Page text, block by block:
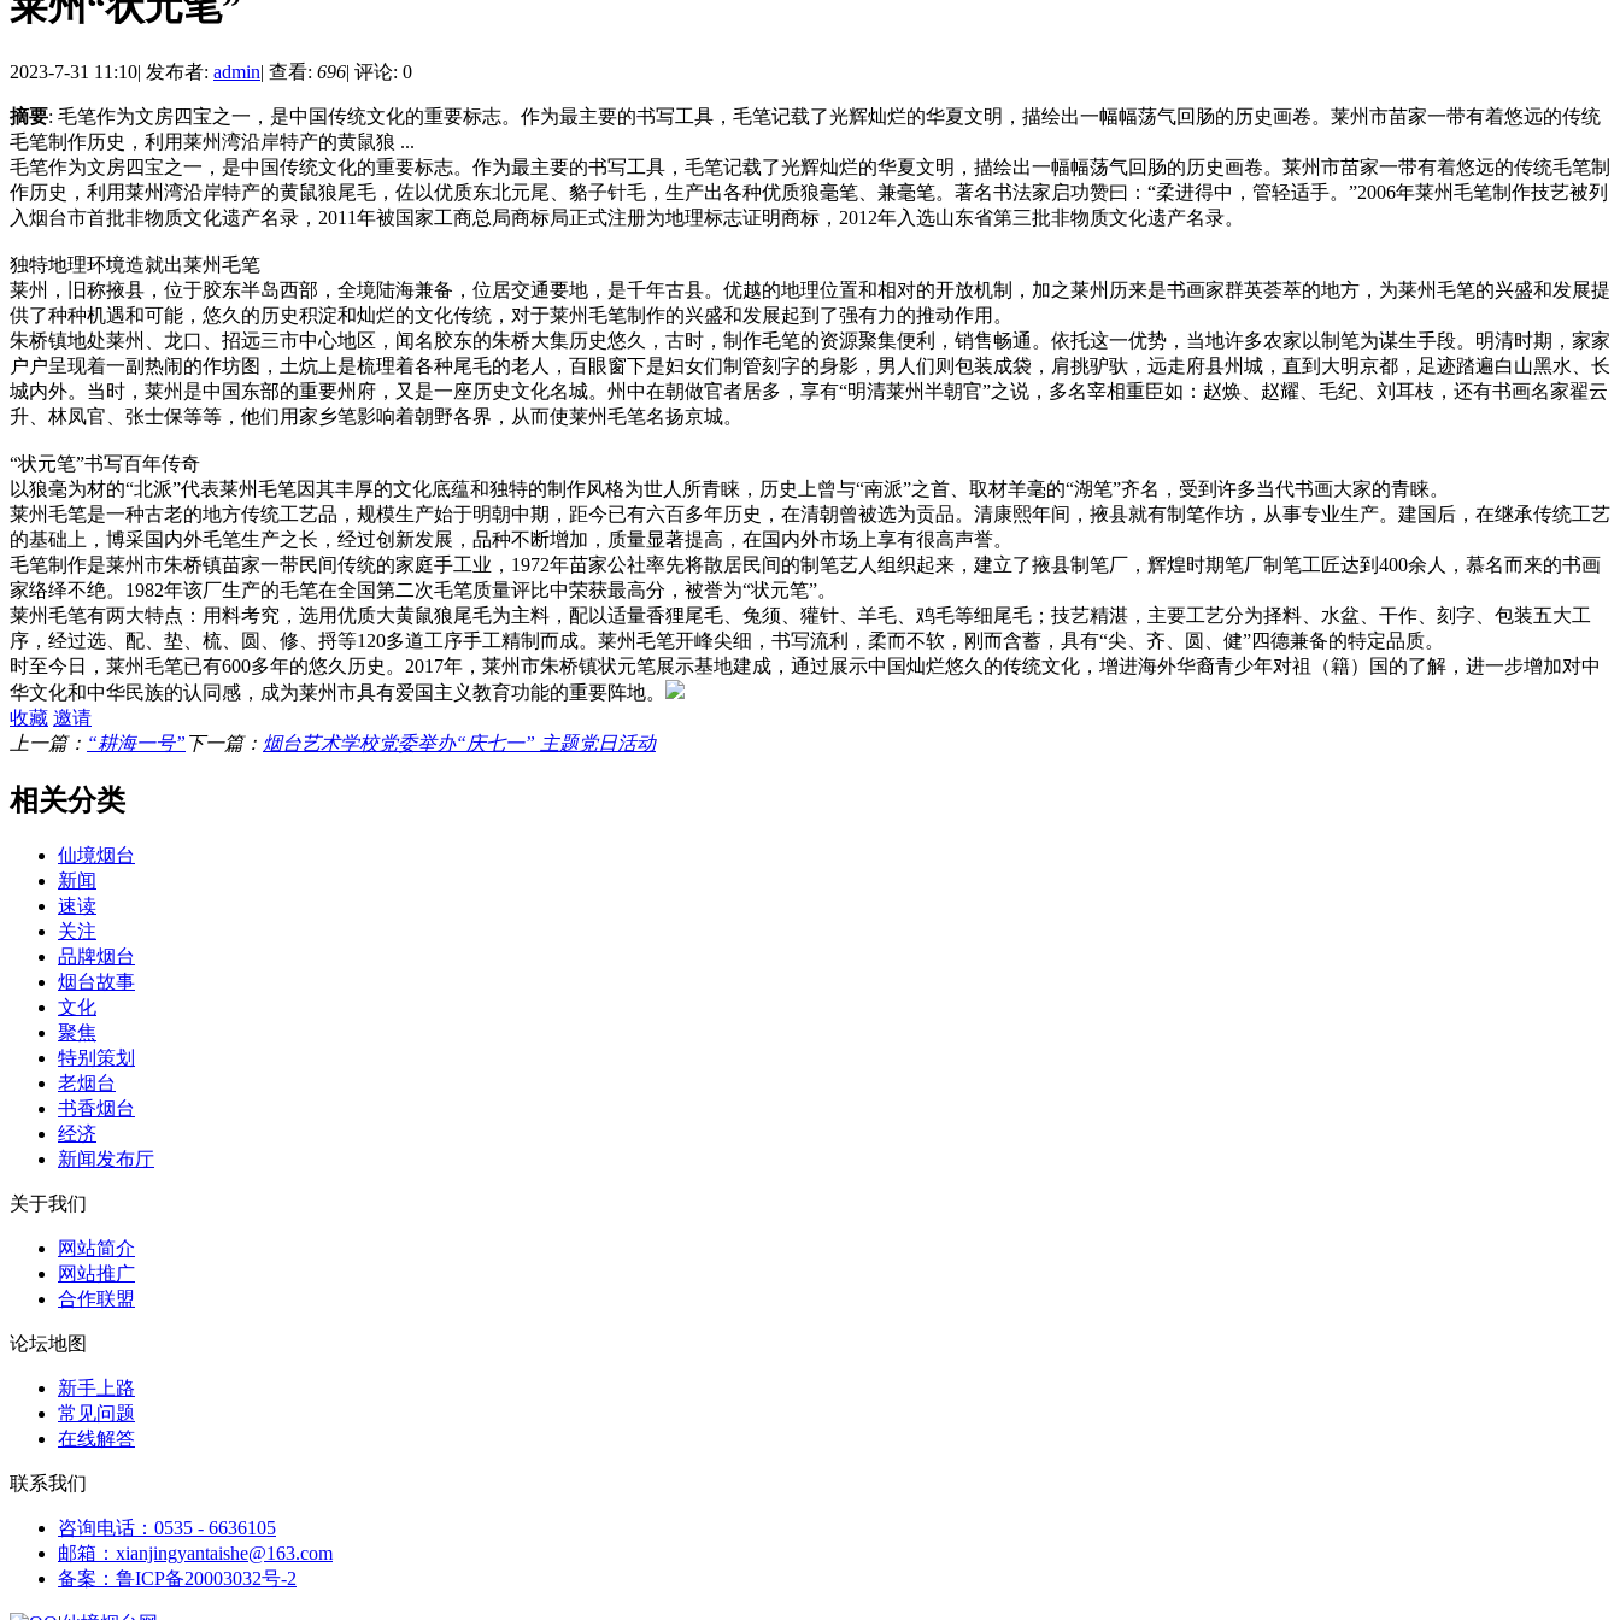
2023-7-31 11:10| 发布者: admin| 查看: 696| 评论: 0
摘要: 毛笔作为文房四宝之一，是中国传统文化的重要标志。作为最主要的书写工具，毛笔记载了光辉灿烂的华夏文明，描绘出一幅幅荡气回肠的历史画卷。莱州市苗家一带有着悠远的传统
毛笔制作历史，利用莱州湾沿岸特产的黄鼠狼 ...
毛笔作为文房四宝之一，是中国传统文化的重要标志。作为最主要的书写工具，毛笔记载了光辉灿烂的华夏文明，描绘出一幅幅荡气回肠的历史画卷。莱州市苗家一带有着悠远的传统毛笔制
作历史，利用莱州湾沿岸特产的黄鼠狼尾毛，佐以优质东北元尾、貉子针毛，生产出各种优质狼毫笔、兼毫笔。著名书法家启功赞曰：“柔进得中，管轻适手。”2006年莱州毛笔制作技艺被列
入烟台市首批非物质文化遗产名录，2011年被国家工商总局商标局正式注册为地理标志证明商标，2012年入选山东省第三批非物质文化遗产名录。
独特地理环境造就出莱州毛笔
莱州，旧称掖县，位于胶东半岛西部，全境陆海兼备，位居交通要地，是千年古县。优越的地理位置和相对的开放机制，加之莱州历来是书画家群英荟萃的地方，为莱州毛笔的兴盛和发展提
供了种种机遇和可能，悠久的历史积淀和灿烂的文化传统，对于莱州毛笔制作的兴盛和发展起到了强有力的推动作用。
朱桥镇地处莱州、龙口、招远三市中心地区，闻名胶东的朱桥大集历史悠久，古时，制作毛笔的资源聚集便利，销售畅通。依托这一优势，当地许多农家以制笔为谋生手段。明清时期，家家
户户呈现着一副热闹的作坊图，土炕上是梳理着各种尾毛的老人，百眼窗下是妇女们制管刻字的身影，男人们则包装成袋，肩挑驴驮，远走府县州城，直到大明京都，足迹踏遍白山黑水、长
城内外。当时，莱州是中国东部的重要州府，又是一座历史文化名城。州中在朝做官者居多，享有“明清莱州半朝官”之说，多名宰相重臣如：赵焕、赵耀、毛纪、刘耳枝，还有书画名家翟云
升、林凤官、张士保等等，他们用家乡笔影响着朝野各界，从而使莱州毛笔名扬京城。
“状元笔”书写百年传奇
以狼毫为材的“北派”代表莱州毛笔因其丰厚的文化底蕴和独特的制作风格为世人所青睐，历史上曾与“南派”之首、取材羊毫的“湖笔”齐名，受到许多当代书画大家的青睐。
莱州毛笔是一种古老的地方传统工艺品，规模生产始于明朝中期，距今已有六百多年历史，在清朝曾被选为贡品。清康熙年间，掖县就有制笔作坊，从事专业生产。建国后，在继承传统工艺
的基础上，博采国内外毛笔生产之长，经过创新发展，品种不断增加，质量显著提高，在国内外市场上享有很高声誉。
毛笔制作是莱州市朱桥镇苗家一带民间传统的家庭手工业，1972年苗家公社率先将散居民间的制笔艺人组织起来，建立了掖县制笔厂，辉煌时期笔厂制笔工匠达到400余人，慕名而来的书画
家络绎不绝。1982年该厂生产的毛笔在全国第二次毛笔质量评比中荣获最高分，被誉为“状元笔”。
莱州毛笔有两大特点：用料考究，选用优质大黄鼠狼尾毛为主料，配以适量香狸尾毛、兔须、獾针、羊毛、鸡毛等细尾毛；技艺精湛，主要工艺分为择料、水盆、干作、刻字、包装五大工
序，经过选、配、垫、梳、圆、修、捋等120多道工序手工精制而成。莱州毛笔开峰尖细，书写流利，柔而不软，刚而含蓄，具有“尖、齐、圆、健”四德兼备的特定品质。
时至今日，莱州毛笔已有600多年的悠久历史。2017年，莱州市朱桥镇状元笔展示基地建成，通过展示中国灿烂悠久的传统文化，增进海外华裔青少年对祖（籍）国的了解，进一步增加对中
华文化和中华民族的认同感，成为莱州市具有爱国主义教育功能的重要阵地。
收藏 邀请
上一篇： “耕海一号” 下一篇： 烟台艺术学校党委举办“庆七一” 主题党日活动
相关分类
仙境烟台
新闻
速读
关注
品牌烟台
烟台故事
文化
聚焦
特别策划
老烟台
书香烟台
经济
新闻发布厅
关于我们
网站简介
网站推广
合作联盟
论坛地图
新手上路
常见问题
在线解答
联系我们
咨询电话：0535 - 6636105
邮箱：xianjingyantaishe@163.com
备案：鲁ICP备20003032号-2